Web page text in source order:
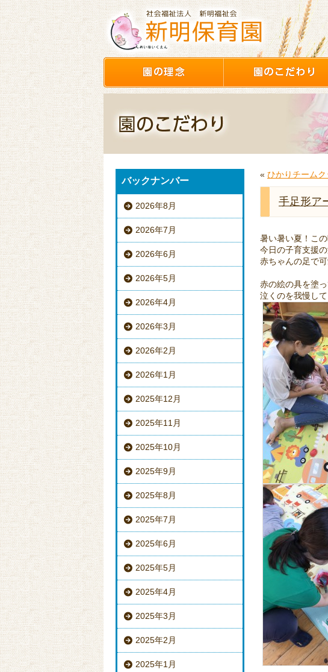
バックナンバー
2026年8月
2026年7月
2026年6月
2026年5月
2026年4月
2026年3月
2026年2月
2026年1月
2025年12月
2025年11月
2025年10月
2025年9月
2025年8月
2025年7月
2025年6月
2025年5月
2025年4月
2025年3月
2025年2月
2025年1月
« ひかりチーム
手足形ア
暑い暑い夏！こ
今日の子育支援
赤ちゃんの足で
赤の絵の具を塗
泣くのを我慢し